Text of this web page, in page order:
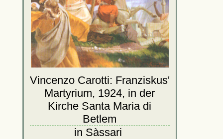
Vincenzo Carotti: Franziskus'
Martyrium, 1924, in der
Kirche Santa Maria di
Betlem
in Sàssari